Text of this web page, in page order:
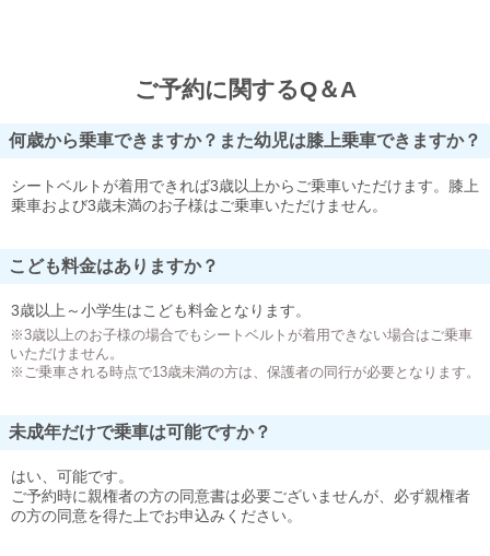
ご予約に関するQ＆A
何歳から乗車できますか？また幼児は膝上乗車できますか？
シートベルトが着用できれば3歳以上からご乗車いただけます。膝上
乗車および3歳未満のお子様はご乗車いただけません。
こども料金はありますか？
3歳以上～小学生はこども料金となります。
※3歳以上のお子様の場合でもシートベルトが着用できない場合はご乗車
いただけません。
※ご乗車される時点で13歳未満の方は、保護者の同行が必要となります。
未成年だけで乗車は可能ですか？
はい、可能です。
ご予約時に親権者の方の同意書は必要ございませんが、必ず親権者
の方の同意を得た上でお申込みください。